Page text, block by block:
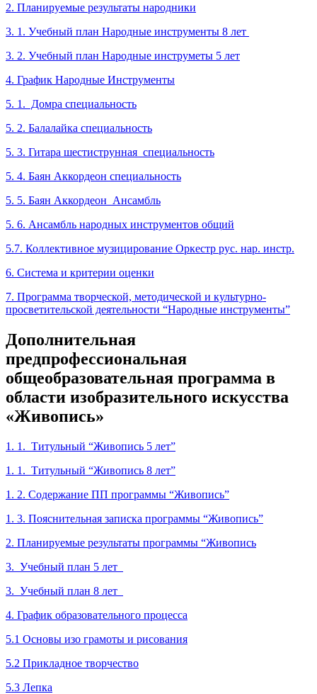
2. Планируемые результаты народники
3. 1. Учебный план Народные инструменты 8 лет
3. 2. Учебный план Народные инструметы 5 лет
4. График Народные Инструменты
5. 1. Домра специальность
5. 2. Балалайка специальность
5. 3. Гитара шестиструнная специальность
5. 4. Баян Аккордеон специальность
5. 5. Баян Аккордеон Ансамбль
5. 6. Ансамбль народных инструментов общий
5.7. Коллективное музицирование Оркестр рус. нар. инстр.
6. Система и критерии оценки
7. Программа творческой, методической и культурно-
просветительской деятельности “Народные инструменты”
Дополнительная
предпрофессиональная
общеобразовательная программа в
области изобразительного искусства
«Живопись»
1. 1. Титульный “Живопись 5 лет”
1. 1. Титульный “Живопись 8 лет”
1. 2. Содержание ПП программы “Живопись”
1. 3. Пояснительная записка программы “Живопись”
2. Планируемые результаты программы “Живопись
3. Учебный план 5 лет
3. Учебный план 8 лет
4. График образовательного процесса
5.1 Основы изо грамоты и рисования
5.2 Прикладное творчество
5.3 Лепка